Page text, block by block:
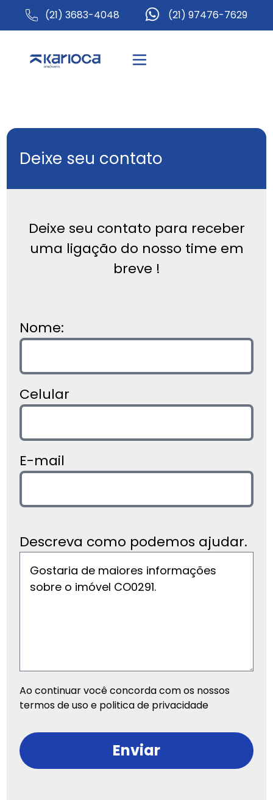
(21) 3683-4048 (21) 97476-7629
Deixe seu contato
Deixe seu contato para receber
uma ligação do nosso time em
breve !
Nome:
Celular
E-mail
Descreva como podemos ajudar.
Ao continuar você concorda com os nossos
termos de uso e politica de privacidade
Enviar